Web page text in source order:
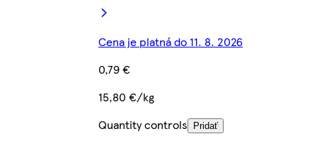
Cena je platná do 11. 8. 2026
0,79 €
15,80 €/kg
Quantity controls
Pridať